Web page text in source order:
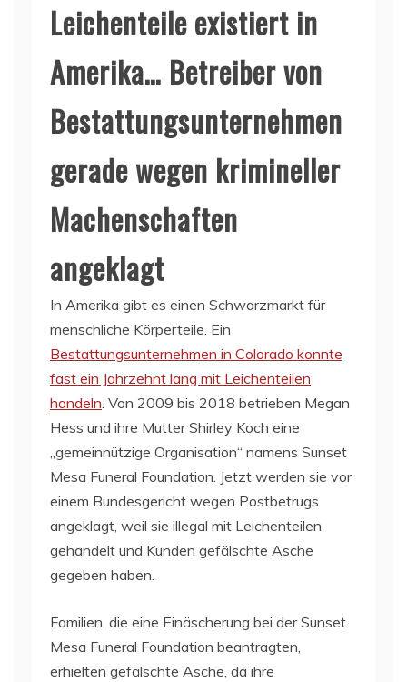
Leichenteile existiert in
Amerika… Betreiber von
Bestattungsunternehmen
gerade wegen krimineller
Machenschaften
angeklagt
In Amerika gibt es einen Schwarzmarkt für
menschliche Körperteile. Ein
Bestattungsunternehmen in Colorado konnte
fast ein Jahrzehnt lang mit Leichenteilen
handeln. Von 2009 bis 2018 betrieben Megan
Hess und ihre Mutter Shirley Koch eine
„gemeinnützige Organisation“ namens Sunset
Mesa Funeral Foundation. Jetzt werden sie vor
einem Bundesgericht wegen Postbetrugs
angeklagt, weil sie illegal mit Leichenteilen
gehandelt und Kunden gefälschte Asche
gegeben haben.
Familien, die eine Einäscherung bei der Sunset
Mesa Funeral Foundation beantragten,
erhielten gefälschte Asche, da ihre